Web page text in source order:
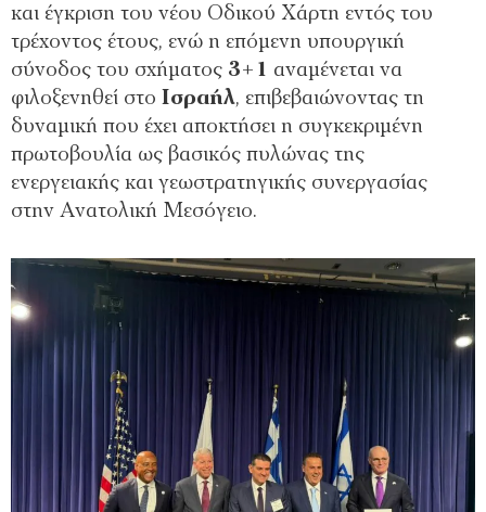
και έγκριση του νέου Οδικού Χάρτη εντός του
τρέχοντος έτους, ενώ η επόμενη υπουργική
σύνοδος του σχήματος 3+1 αναμένεται να
φιλοξενηθεί στο Ισραήλ, επιβεβαιώνοντας τη
δυναμική που έχει αποκτήσει η συγκεκριμένη
πρωτοβουλία ως βασικός πυλώνας της
ενεργειακής και γεωστρατηγικής συνεργασίας
στην Ανατολική Μεσόγειο.